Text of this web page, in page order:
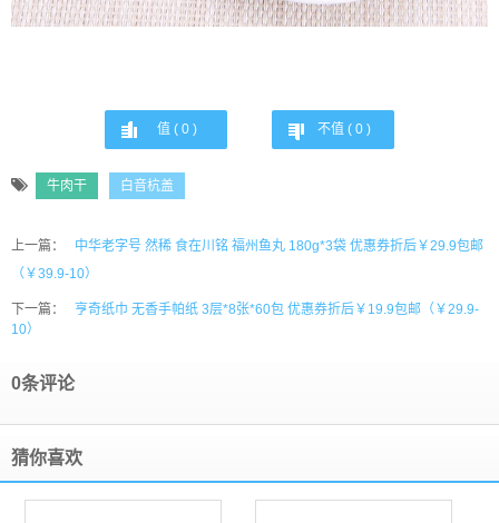
值 ( 0 ) 不值 ( 0 )
牛肉干 白音杭盖
上一篇：
中华老字号 然稀 食在川铭 福州鱼丸 180g*3袋 优惠券折后￥29.9包邮
（￥39.9-10）
下一篇：
亨奇纸巾 无香手帕纸 3层*8张*60包 优惠券折后￥19.9包邮（￥29.9-
10）
0条评论
猜你喜欢